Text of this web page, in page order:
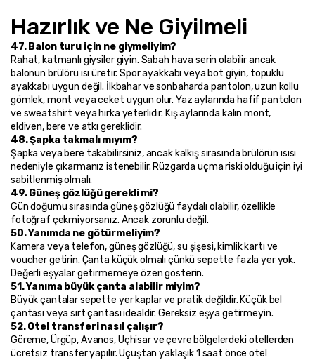
Hazırlık ve Ne Giyilmeli
47. Balon turu için ne giymeliyim?
Rahat, katmanlı giysiler giyin. Sabah hava serin olabilir ancak
balonun brülörü ısı üretir. Spor ayakkabı veya bot giyin, topuklu
ayakkabı uygun değil. İlkbahar ve sonbaharda pantolon, uzun kollu
gömlek, mont veya ceket uygun olur. Yaz aylarında hafif pantolon
ve sweatshirt veya hırka yeterlidir. Kış aylarında kalın mont,
eldiven, bere ve atkı gereklidir.
48. Şapka takmalı mıyım?
Şapka veya bere takabilirsiniz, ancak kalkış sırasında brülörün ısısı
nedeniyle çıkarmanız istenebilir. Rüzgarda uçma riski olduğu için iyi
sabitlenmiş olmalı.
49. Güneş gözlüğü gerekli mi?
Gün doğumu sırasında güneş gözlüğü faydalı olabilir, özellikle
fotoğraf çekmiyorsanız. Ancak zorunlu değil.
50. Yanımda ne götürmeliyim?
Kamera veya telefon, güneş gözlüğü, su şişesi, kimlik kartı ve
voucher getirin. Çanta küçük olmalı çünkü sepette fazla yer yok.
Değerli eşyalar getirmemeye özen gösterin.
51. Yanıma büyük çanta alabilir miyim?
Büyük çantalar sepette yer kaplar ve pratik değildir. Küçük bel
çantası veya sırt çantası idealdir. Gereksiz eşya getirmeyin.
52. Otel transferi nasıl çalışır?
Göreme, Ürgüp, Avanos, Uçhisar ve çevre bölgelerdeki otellerden
ücretsiz transfer yapılır. Uçuştan yaklaşık 1 saat önce otel